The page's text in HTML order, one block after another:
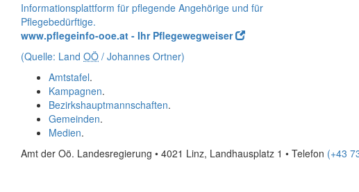
Informationsplattform für pflegende Angehörige und für
Pflegebedürftige.
www.pflegeinfo-ooe.at - Ihr Pflegewegweiser
(Quelle: Land OÖ / Johannes Ortner)
Amtstafel.
Kampagnen.
Bezirkshauptmannschaften.
Gemeinden.
Medien.
Amt der Oö. Landesregierung • 4021 Linz, Landhausplatz 1 • Telefon (+43